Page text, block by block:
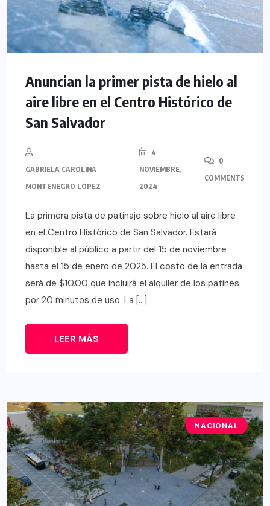
Anuncian la primer pista de hielo al
aire libre en el Centro Histórico de
San Salvador
GABRIELA CAROLINA
MONTENEGRO LÓPEZ
4
NOVIEMBRE,
2024
0
COMMENTS
La primera pista de patinaje sobre hielo al aire libre
en el Centro Histórico de San Salvador. Estará
disponible al público a partir del 15 de noviembre
hasta el 15 de enero de 2025. El costo de la entrada
será de $10.00 que incluirá el alquiler de los patines
por 20 minutos de uso. La […]
LEER MÁS
NACIONAL